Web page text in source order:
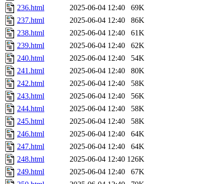
236.html
2025-06-04 12:40
69K
237.html
2025-06-04 12:40
86K
238.html
2025-06-04 12:40
61K
239.html
2025-06-04 12:40
62K
240.html
2025-06-04 12:40
54K
241.html
2025-06-04 12:40
80K
242.html
2025-06-04 12:40
58K
243.html
2025-06-04 12:40
56K
244.html
2025-06-04 12:40
58K
245.html
2025-06-04 12:40
58K
246.html
2025-06-04 12:40
64K
247.html
2025-06-04 12:40
64K
248.html
2025-06-04 12:40 126K
249.html
2025-06-04 12:40
67K